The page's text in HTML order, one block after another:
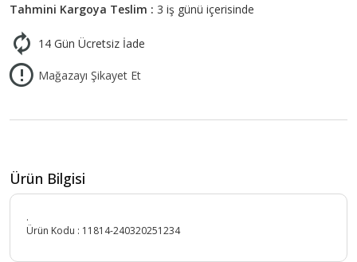
Tahmini Kargoya Teslim : 3 iş günü içerisinde
14 Gün Ücretsiz İade
Mağazayı Şikayet Et
Ürün Bilgisi
.
Ürün Kodu : 11814-240320251234